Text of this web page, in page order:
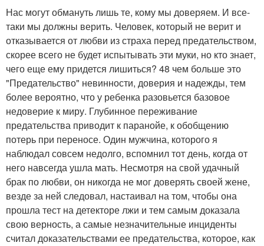
Нас могут обмануть лишь те, кому мы доверяем. И все-
таки мы должны верить. Человек, который не верит и
отказывается от любви из страха перед предательством,
скорее всего не будет испытывать эти муки, но кто знает,
чего еще ему придется лишиться? 48 чем больше это
"Предательство" невинности, доверия и надежды, тем
более вероятно, что у ребенка разовьется базовое
недоверие к миру. Глубинное переживание
предательства приводит к паранойе, к обобщению
потерь при переносе. Один мужчина, которого я
наблюдал совсем недолго, вспомнил тот день, когда от
него навсегда ушла мать. Несмотря на свой удачный
брак по любви, он никогда не мог доверять своей жене,
везде за ней следовал, настаивал на том, чтобы она
прошла тест на детекторе лжи и тем самым доказала
свою верность, а самые незначительные инциденты
считал доказательствами ее предательства, которое, как